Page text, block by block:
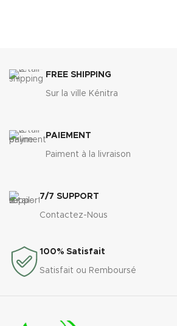
FREE SHIPPING
Sur la ville Kénitra
PAIEMENT
Paiment à la livraison
7/7 SUPPORT
Contactez-Nous
100% Satisfait
Satisfait ou Remboursé